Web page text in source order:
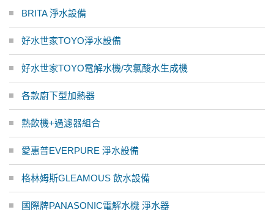
BRITA 淨水設備
好水世家TOYO淨水設備
好水世家TOYO電解水機/次氯酸水生成機
各款廚下型加熱器
熱飲機+過濾器組合
愛惠普EVERPURE 淨水設備
格林姆斯GLEAMOUS 飲水設備
國際牌PANASONIC電解水機 淨水器